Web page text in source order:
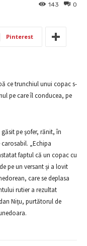
0
143
Pinterest
ce trunchiul unui copac s-
pe care îl conducea, pe
pe şofer, rănit, în
„Echipa
faptul că un copac cu
pe un versant și a lovit
care se deplasa
rutier a rezultat
Niţu, purtătorul de